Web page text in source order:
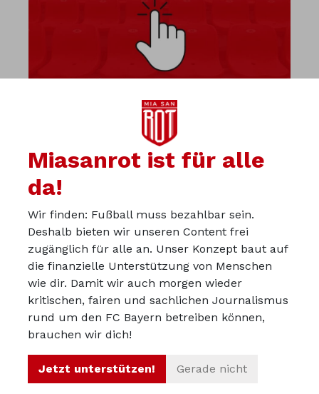
Diskutiere mit uns in der
Miasanrot-Kurve
kurve.miasanrot.de
Über uns
Werbepartner werden
Impressum
Datenschutz
Miasanrot ist für alle
da!
Wir finden: Fußball muss bezahlbar sein.
Deshalb bieten wir unseren Content frei
zugänglich für alle an. Unser Konzept baut auf
die finanzielle Unterstützung von Menschen
wie dir. Damit wir auch morgen wieder
kritischen, fairen und sachlichen Journalismus
rund um den FC Bayern betreiben können,
brauchen wir dich!
Jetzt unterstützen! Gerade nicht